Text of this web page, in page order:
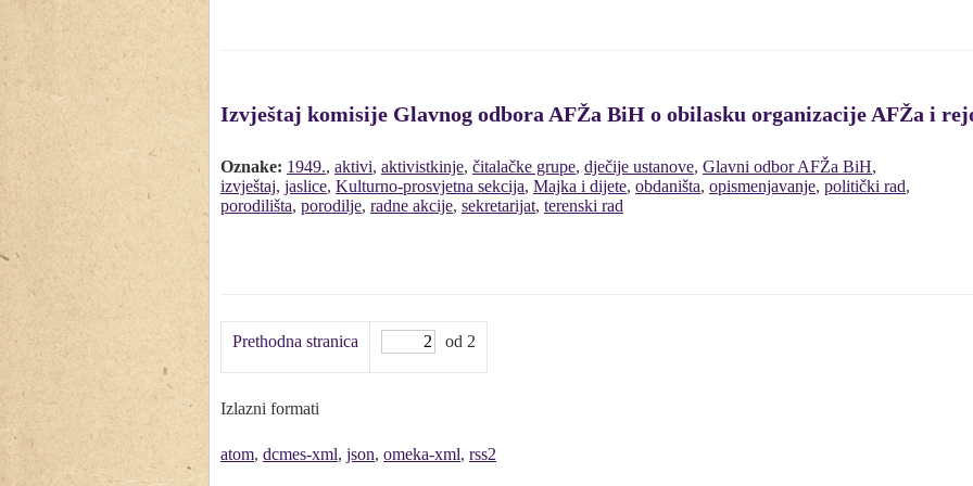
Izvještaj komisije Glavnog odbora AFŽa BiH o obilasku organizacije AFŽa i
Oznake: 1949., aktivi, aktivistkinje, čitalačke grupe, dječije ustanove, Glavni odbor AFŽa BiH,
izvještaj, jaslice, Kulturno-prosvjetna sekcija, Majka i dijete, obdaništa, opismenjavanje, politički rad,
porodilišta, porodilje, radne akcije, sekretarijat, terenski rad
Prethodna stranica od 2
Izlazni formati
atom, dcmes-xml, json, omeka-xml, rss2